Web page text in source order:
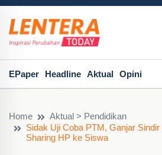
EPaper Headline Aktual Opini
Home
Aktual > Pendidikan
Sidak Uji Coba PTM, Ganjar
Sharing HP ke Siswa